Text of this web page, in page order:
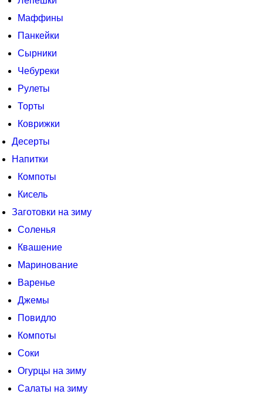
Маффины
Панкейки
Сырники
Чебуреки
Рулеты
Торты
Коврижки
Десерты
Напитки
Компоты
Кисель
Заготовки на зиму
Соленья
Квашение
Маринование
Варенье
Джемы
Повидло
Компоты
Соки
Огурцы на зиму
Салаты на зиму